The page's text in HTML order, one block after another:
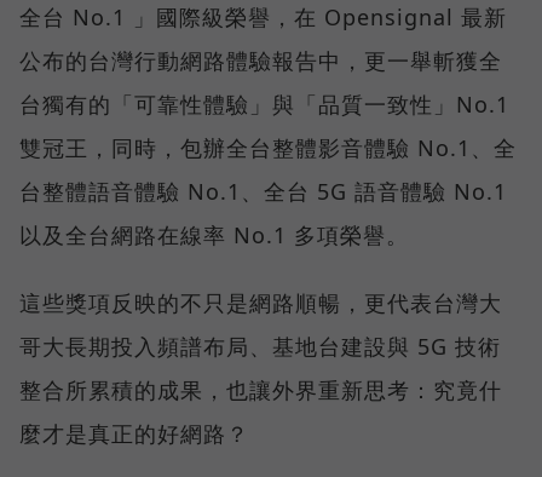
全台 No.1 」國際級榮譽，在 Opensignal 最新
公布的台灣行動網路體驗報告中，更一舉斬獲全
台獨有的「可靠性體驗」與「品質一致性」No.1
雙冠王，同時，包辦全台整體影音體驗 No.1、全
台整體語音體驗 No.1、全台 5G 語音體驗 No.1
以及全台網路在線率 No.1 多項榮譽。
這些獎項反映的不只是網路順暢，更代表台灣大
哥大長期投入頻譜布局、基地台建設與 5G 技術
整合所累積的成果，也讓外界重新思考：究竟什
麼才是真正的好網路？